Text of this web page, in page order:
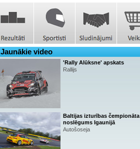
Jaunākie video
'Rally Alūksne' apskats
Rallijs
Baltijas izturības čempionāta
noslēgums Igaunijā
Autošoseja